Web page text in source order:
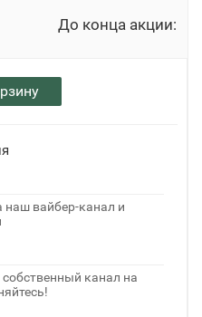
До конца акции:
наш вайбер-канал и
канал на